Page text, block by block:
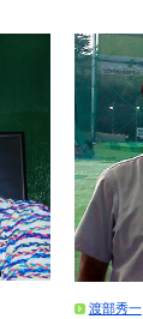
渡部秀一